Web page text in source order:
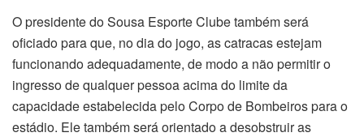
O presidente do Sousa Esporte Clube também será
oficiado para que, no dia do jogo, as catracas estejam
funcionando adequadamente, de modo a não permitir o
ingresso de qualquer pessoa acima do limite da
capacidade estabelecida pelo Corpo de Bombeiros para o
estádio. Ele também será orientado a desobstruir as